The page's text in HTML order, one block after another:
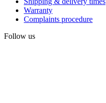
Warranty
Complaints procedure
Follow us